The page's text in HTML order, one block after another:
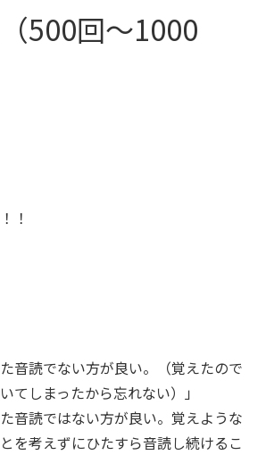
500回～1000
！
音読でない方が良い。（覚えたので
てしまったから忘れない）」
音読ではない方が良い。覚えような
を考えずにひたすら音読し続けるこ